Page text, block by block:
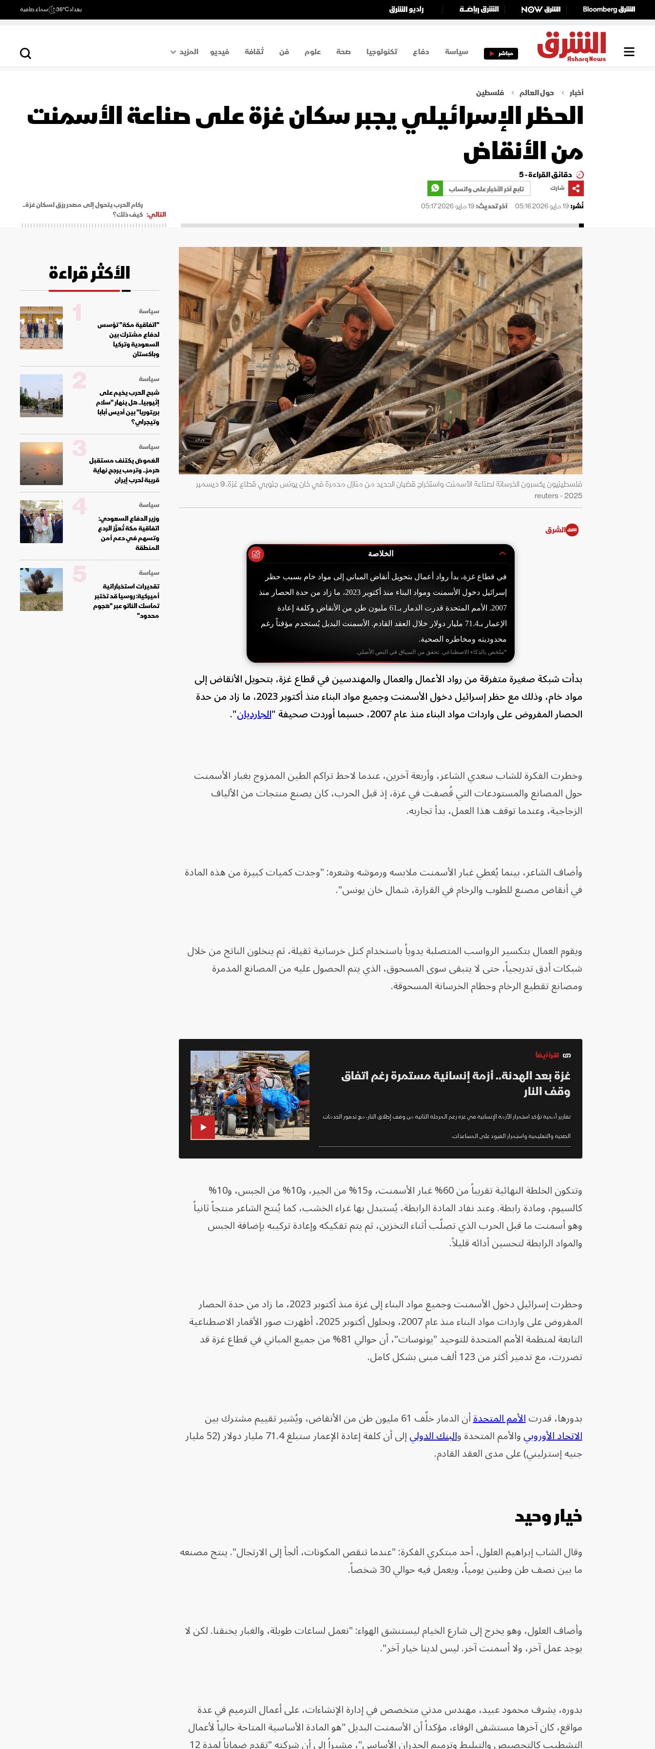
بغداد36°C سماء صافية
مباشر سياسة دفاع تكنولوجيا صحة علوم فن ثقافة فيديو
المزيد
اقتصاد
أخبار حول العالم فلسطين
الحظر الإسرائيلي يجبر سكان غزة على صناعة الأسمنت
من الأنقاض
دقائق القراءة - 5
شارك
تابع آخر الأخبار على واتساب
نُشر:19 مايو 2026 05:16 آخر تحديث:19 مايو 2026 05:17
التالي:
ركام الحرب يتحول إلى مصدر رزق لسكان غزة..
كيف ذلك؟
فلسطينيون يكسرون الخرسانة لصناعة الأسمنت واستخراج قضبان الحديد من منازل مدمرة في خان يونس جنوبي قطاع غزة. 9 ديسمبر
2025 - reuters
الشرق
الخلاصة
في قطاع غزة، بدأ رواد أعمال بتحويل أنقاض المباني إلى مواد خام بسبب حظر
إسرائيل دخول الأسمنت ومواد البناء منذ أكتوبر 2023، ما زاد من حدة الحصار منذ
2007. الأمم المتحدة قدرت الدمار بـ61 مليون طن من الأنقاض وكلفة إعادة
الإعمار بـ71.4 مليار دولار خلال العقد القادم. الأسمنت البديل يُستخدم مؤقتاً رغم
محدوديته ومخاطره الصحية.
*ملخص بالذكاء الاصطناعي. تحقق من السياق في النص الأصلي.
بدأت شبكة صغيرة متفرقة من رواد الأعمال والعمال والمهندسين في قطاع غزة، بتحويل الأنقاض إلى
مواد خام، وذلك مع حظر إسرائيل دخول الأسمنت وجميع مواد البناء منذ أكتوبر 2023، ما زاد من حدة
الحصار المفروض على واردات مواد البناء منذ عام 2007، حسبما أوردت صحيفة "
الجارديان".
وخطرت الفكرة للشاب سعدي الشاعر، وأربعة آخرين، عندما لاحظ تراكم الطين الممزوج بغبار الأسمنت
حول المصانع والمستودعات التي قُصفت في غزة، إذ قبل الحرب، كان يصنع منتجات من الألياف
الزجاجية، وعندما توقف هذا العمل، بدأ تجاربه.
وأضاف الشاعر، بينما يُغطي غبار الأسمنت ملابسه ورموشه وشعره: "وجدت كميات كبيرة من هذه المادة
في أنقاض مصنع للطوب والرخام في القرارة، شمال خان يونس".
ويقوم العمال بتكسير الرواسب المتصلبة يدوياً باستخدام كتل خرسانية ثقيلة، ثم ينخلون الناتج من خلال
شبكات أدق تدريجياً، حتى لا يتبقى سوى المسحوق، الذي يتم الحصول عليه من المصانع المدمرة
ومصانع تقطيع الرخام وحطام الخرسانة المسحوقة.
اقرأ أيضاً
غزة بعد الهدنة.. أزمة إنسانية مستمرة رغم اتفاق
وقف النار
تقارير أممية تؤكد استمرار الأزمة الإنسانية في غزة رغم المرحلة الثانية من وقف إطلاق النار، مع تدهور الخدمات
الصحية والتعليمية واستمرار القيود على المساعدات.
وتتكون الخلطة النهائية تقريباً من 60% غبار الأسمنت، و15% من الجير، و10% من الجبس، و10%
كالسيوم، ومادة رابطة. وعند نفاد المادة الرابطة، يُستبدل بها غراء الخشب، كما يُنتج الشاعر منتجاً ثانياً
وهو أسمنت ما قبل الحرب الذي تصلّب أثناء التخزين، ثم يتم تفكيكه وإعادة تركيبه بإضافة الجبس
والمواد الرابطة لتحسين أدائه قليلاً.
وحظرت إسرائيل دخول الأسمنت وجميع مواد البناء إلى غزة منذ أكتوبر 2023، ما زاد من حدة الحصار
المفروض على واردات مواد البناء منذ عام 2007، وبحلول أكتوبر 2025، أظهرت صور الأقمار الاصطناعية
التابعة لمنظمة الأمم المتحدة للتوحيد "يونوسات"، أن حوالي 81% من جميع المباني في قطاع غزة قد
تضررت، مع تدمير أكثر من 123 ألف مبنى بشكل كامل.
بدورها، قدرتالأمم المتحدةأن الدمار خلّف 61 مليون طن من الأنقاض، ويُشير تقييم مشترك بين
الاتحاد الأوروبيوالأمم المتحدة والبنك الدولي
إلى أن كلفة إعادة الإعمار ستبلغ 71.4 مليار دولار (52 مليار
جنيه إسترليني) على مدى العقد القادم.
خيار وحيد
وقال الشاب إبراهيم العلول، أحد مبتكري الفكرة: "عندما تنقص المكونات، ألجأ إلى الارتجال". ينتج مصنعه
ما بين نصف طن وطنين يومياً، ويعمل فيه حوالي 30 شخصاً.
وأضاف العلول، وهو يخرج إلى شارع الخيام ليستنشق الهواء: "نعمل لساعات طويلة، والغبار يخنقنا. لكن لا
يوجد عمل آخر، ولا أسمنت آخر. ليس لدينا خيار آخر".
بدوره، يشرف محمود عبيد، مهندس مدني متخصص في إدارة الإنشاءات، على أعمال الترميم في عدة
مواقع، كان آخرها مستشفى الوفاء، مؤكداً أن الأسمنت البديل "هو المادة الأساسية المتاحة حالياً لأعمال
الأكثر قراءة
سياسة
"اتفاقية مكة" تؤسس
لدفاع مشترك بين
السعودية وتركيا
وباكستان
1
سياسة
شبح الحرب يخيم على
إثيوبيا.. هل ينهار "سلام
بريتوريا" بين أديس أبابا
وتيجراي؟
2
سياسة
الغموض يكتنف مستقبل
هرمز.. وترمب يرجح نهاية
قريبة لحرب إيران
3
سياسة
وزير الدفاع السعودي:
اتفاقية مكة تُعزّز الردع
وتسهم في دعم أمن
المنطقة
4
سياسة
تقديرات استخباراتية
أميركية: روسيا قد تختبر
تماسك الناتو عبر "هجوم
محدود"
5